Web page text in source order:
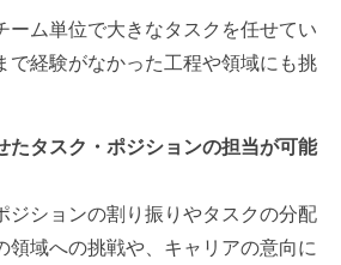
ーム単位で大きなタスクを任せてい
で経験がなかった工程や領域にも挑
たタスク・ポジションの担当が可能
ジションの割り振りやタスクの分配
領域への挑戦や、キャリアの意向に